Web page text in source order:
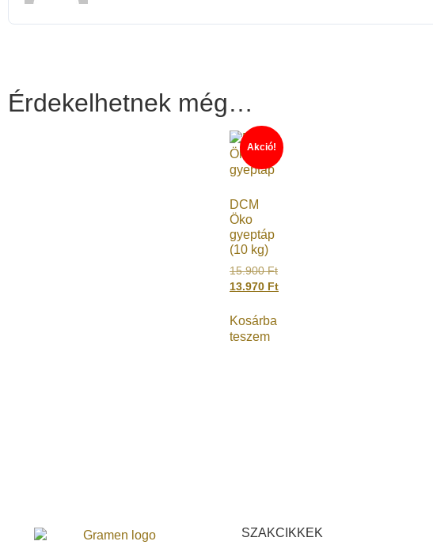
Érdekelhetnek még…
Akció!
DCM
Öko
gyeptáp
(10 kg)
15.900Ft
13.970 Ft
Kosárba
teszem
SZAKCIKKEK